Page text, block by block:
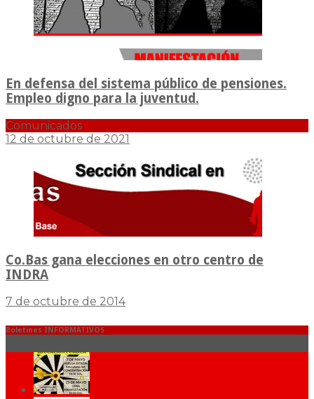
En defensa del sistema público de pensiones.
Empleo digno para la juventud.
Comunicados
12 de octubre de 2021
Co.Bas gana elecciones en otro centro de
INDRA
7 de octubre de 2014
Boletines INFORMATIVOS